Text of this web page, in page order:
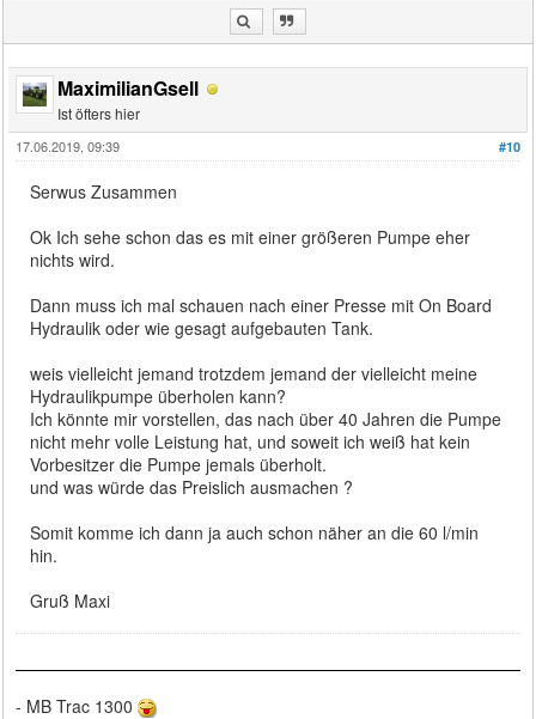
MaximilianGsell
Ist öfters hier
#10
17.06.2019, 09:39
Serwus Zusammen
Ok Ich sehe schon das es mit einer größeren Pumpe eher
nichts wird.
Dann muss ich mal schauen nach einer Presse mit On Board
Hydraulik oder wie gesagt aufgebauten Tank.
weis vielleicht jemand trotzdem jemand der vielleicht meine
Hydraulikpumpe überholen kann?
Ich könnte mir vorstellen, das nach über 40 Jahren die Pumpe
nicht mehr volle Leistung hat, und soweit ich weiß hat kein
Vorbesitzer die Pumpe jemals überholt.
und was würde das Preislich ausmachen ?
Somit komme ich dann ja auch schon näher an die 60 l/min
hin.
Gruß Maxi
- MB Trac 1300